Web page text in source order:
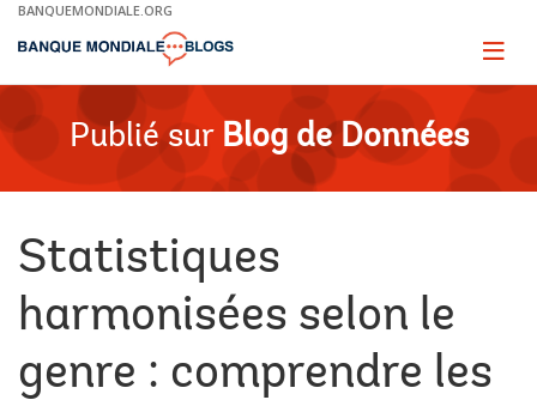
Skip
Main
BANQUEMONDIALE.ORG
Page
Publié sur Blog de Données
Statistiques
harmonisées selon le
genre : comprendre les